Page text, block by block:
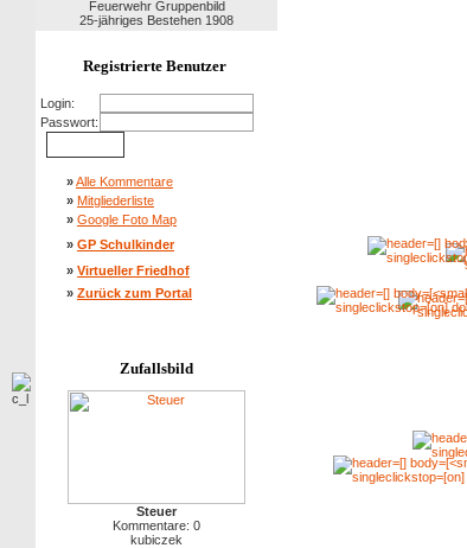
Feuerwehr Gruppenbild
25-jähriges Bestehen 1908
Registrierte Benutzer
Login:
Passwort:
»Alle Kommentare
» Mitgliederliste
» Google Foto Map
» GP Schulkinder
» Virtueller Friedhof
» Zurück zum Portal
Zufallsbild
Steuer
Kommentare: 0
kubiczek